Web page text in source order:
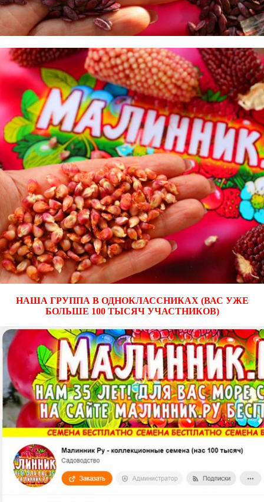
НАША ГРУППА В ОДНОКЛАССНИКАХ (ВАС УЖЕ
БОЛЬШЕ 100 ТЫСЯЧ УЧАСТНИКОВ)